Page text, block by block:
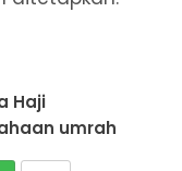
Haji
umrah